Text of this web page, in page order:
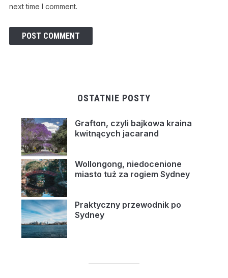
next time I comment.
OSTATNIE POSTY
Grafton, czyli bajkowa kraina
kwitnących jacarand
Wollongong, niedocenione
miasto tuż za rogiem Sydney
Praktyczny przewodnik po
Sydney